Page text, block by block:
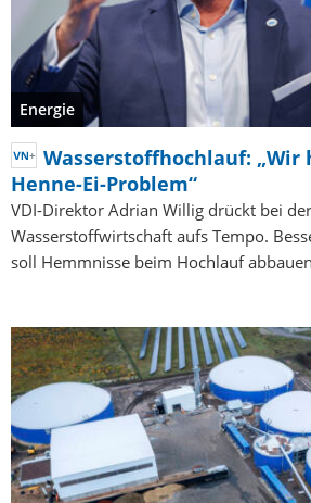
Energie
Wasserstoffhochlauf: „Wir
Henne-Ei-Problem“
VDI-Direktor Adrian Willig drückt bei der
Wasserstoffwirtschaft aufs Tempo.
soll Hemmnisse beim Hochlauf